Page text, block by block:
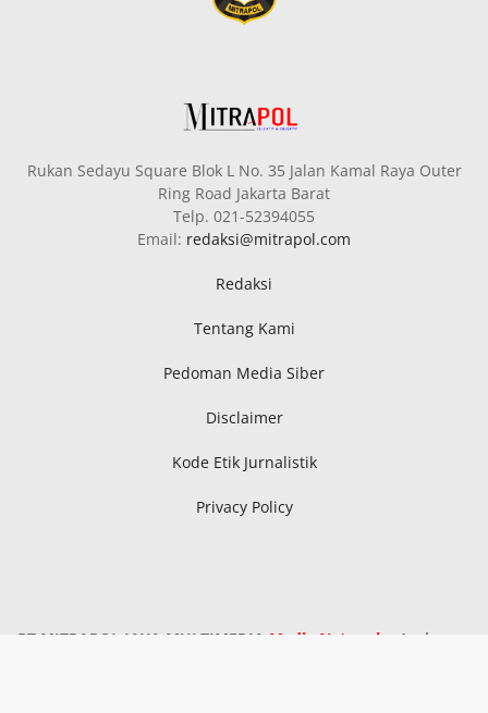
Rukan Sedayu Square Blok L No. 35 Jalan Kamal Raya Outer
Ring Road Jakarta Barat
Telp. 021-52394055
Email: redaksi@mitrapol.com
Redaksi
Tentang Kami
Pedoman Media Siber
Disclaimer
Kode Etik Jurnalistik
Privacy Policy
PT MITRAPOL JAYA MULTIMEDIA Media Network
: Aceh,